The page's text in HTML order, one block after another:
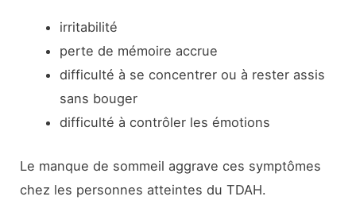
irritabilité
perte de mémoire accrue
difficulté à se concentrer ou à rester assis
sans bouger
difficulté à contrôler les émotions
Le manque de sommeil aggrave ces symptômes
chez les personnes atteintes du TDAH.